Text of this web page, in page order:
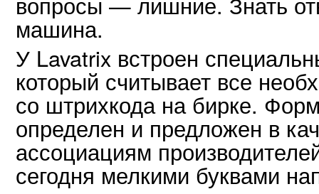
машина.
У Lavatrix встроен
который считывает все
со штрихкода на бирке.
определен и предложен в
ассоциациям
сегодня мелкими буквами